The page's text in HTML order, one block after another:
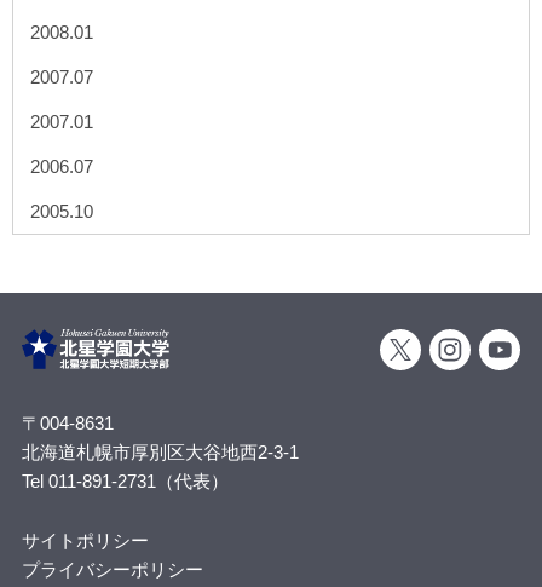
2008.01
2007.07
2007.01
2006.07
2005.10
〒004-8631
北海道札幌市厚別区大谷地西2-3-1
Tel 011-891-2731（代表）
サイトポリシー
プライバシーポリシー